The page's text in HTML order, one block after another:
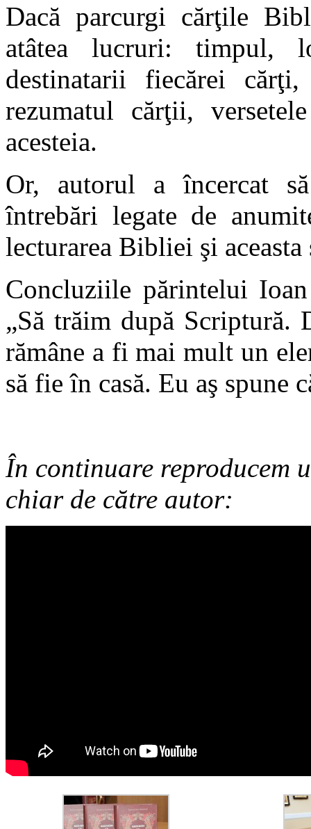
Dacă parcurgi cărţile
atâtea lucruri: timpul,
destinatarii fiecărei
rezumatul cărţii,
acesteia.
Or, autorul a încercat
întrebări legate de
lecturarea Bibliei şi
Concluziile părintelui
„Să trăim după Scriptură.
rămâne a fi mai mult un
să fie în casă. Eu aş spune
În continuare reproducem
chiar de către autor: